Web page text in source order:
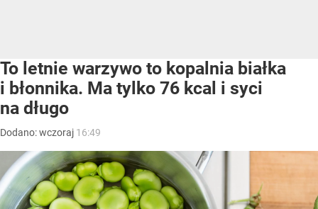
To letnie warzywo to kopalnia białka
i błonnika. Ma tylko 76 kcal i syci
na długo
Dodano:wczoraj 16:49